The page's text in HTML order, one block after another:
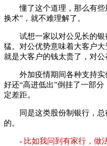
懂了这个道理，那么有
换术”，就不难理解了。
试想一家以对公见长的
猛。对公优势意味着大客户大
就是大客户的钱太贵了，对公
外加疫情期间各种支持
好还“高进低出”倒挂了一部
定差距。
同是这类股份制银行，
的。
- 比如我问到有家行，做